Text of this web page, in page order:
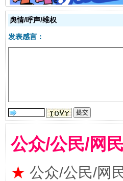
舆情/呼声/维权
发表感言：
公众/公民/网
★ 公众/公民/网